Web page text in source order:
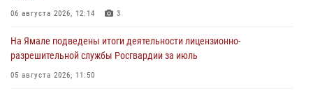
06 августа 2026, 12:14 3
На Ямале подведены итоги деятельности лицензионно-
разрешительной службы Росгвардии за июль
05 августа 2026, 11:50